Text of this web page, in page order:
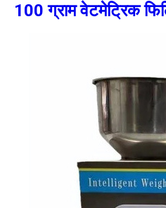
100 ग्राम वेटमेट्रिक